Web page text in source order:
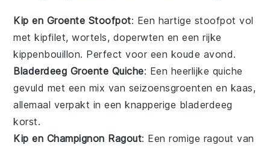
Kip en Groente Stoofpot: Een hartige stoofpot vol
metkipfilet,wortels, doperwten en een rijke
kippenbouillon. Perfect voor een koude avond.
Bladerdeeg Groente Quiche: Een heerlijke quiche
gevuld met een mix van seizoensgroenten en kaas,
allemaal verpakt in een knapperige bladerdeeg
korst.
Kip en Champignon Ragout: Een romige ragout van